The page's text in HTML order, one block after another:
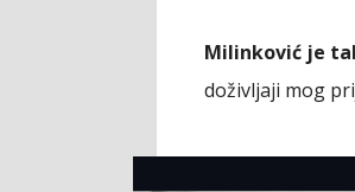
Milinković je
doživljaji mog